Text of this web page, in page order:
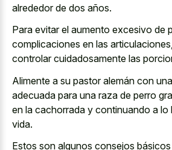
alrededor de dos años.
Para evitar el aumento excesivo de
complicaciones en las
controlar cuidadosamente las
Alimente a su pastor alemán con
adecuada para una raza de perro
en la cachorrada y continuando a lo
vida.
Estos son algunos consejos